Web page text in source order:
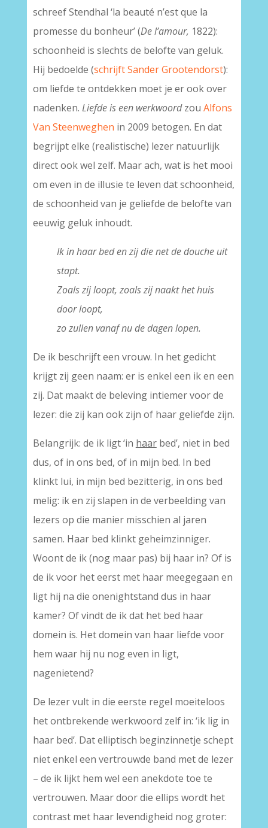
schreef Stendhal ‘la beauté n’est que la
promesse du bonheur’ (De l’amour, 1822):
schoonheid is slechts de belofte van geluk.
Hij bedoelde (schrijft Sander Grootendorst):
om liefde te ontdekken moet je er ook over
nadenken. Liefde is een werkwoordzou Alfons
Van Steenweghen in 2009 betogen. En dat
begrijpt elke (realistische) lezer natuurlijk
direct ook wel zelf. Maar ach, wat is het mooi
om even in de illusie te leven dat schoonheid,
de schoonheid van je geliefde de belofte van
eeuwig geluk inhoudt.
Ik in haar bed en zij die net de douche uit
stapt.
Zoals zij loopt, zoals zij naakt het huis
door loopt,
zo zullen vanaf nu de dagen lopen.
De ik beschrijft een vrouw. In het gedicht
krijgt zij geen naam: er is enkel een ik en een
zij. Dat maakt de beleving intiemer voor de
lezer: die zij kan ook zijn of haar geliefde zijn.
Belangrijk: de ik ligt ‘in haarbed’, niet in bed
dus, of in ons bed, of in mijn bed. In bed
klinkt lui, in mijn bed bezitterig, in ons bed
melig: ik en zij slapen in de verbeelding van
lezers op die manier misschien al jaren
samen. Haar bed klinkt geheimzinniger.
Woont de ik (nog maar pas) bij haar in? Of is
de ik voor het eerst met haar meegegaan en
ligt hij na die onenightstand dus in haar
kamer? Of vindt de ik dat het bed haar
domein is. Het domein van haar liefde voor
hem waar hij nu nog even in ligt,
nagenietend?
De lezer vult in die eerste regel moeiteloos
het ontbrekende werkwoord zelf in: ‘ik lig in
haar bed’. Dat elliptisch beginzinnetje schept
niet enkel een vertrouwde band met de lezer
– de ik lijkt hem wel een anekdote toe te
vertrouwen. Maar door die ellips wordt het
contrast met haar levendigheid nog groter: